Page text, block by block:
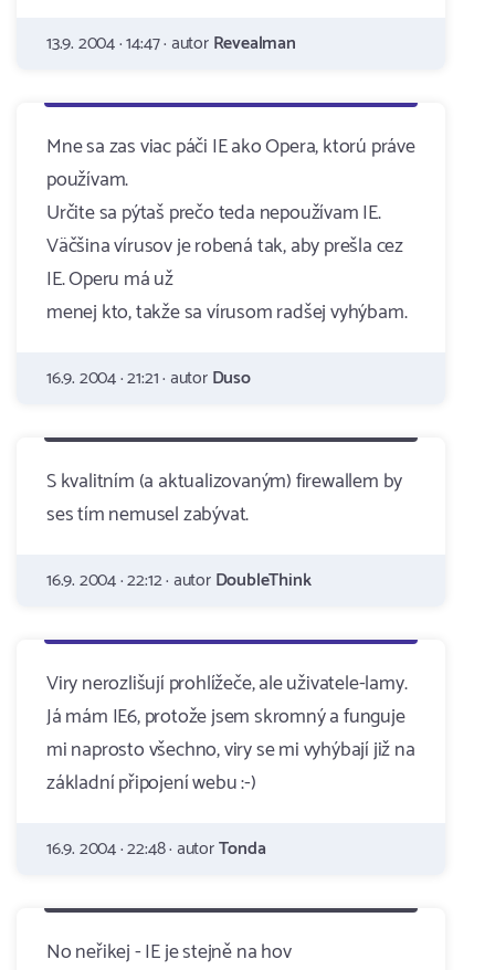
13.9. 2004 · 14:47 · autorRevealman
Mne sa zas viac páči IE ako Opera, ktorú práve
používam.
Určite sa pýtaš prečo teda nepoužívam IE.
Väčšina vírusov je robená tak, aby prešla cez
IE. Operu má už
menej kto, takže sa vírusom radšej vyhýbam.
16.9. 2004 · 21:21 · autorDuso
S kvalitním (a aktualizovaným) firewallem by
ses tím nemusel zabývat.
16.9. 2004 · 22:12 · autorDoubleThink
Viry nerozlišují prohlížeče, ale uživatele-lamy.
Já mám IE6, protože jsem skromný a funguje
mi naprosto všechno, viry se mi vyhýbají již na
základní připojení webu :-)
16.9. 2004 · 22:48 · autorTonda
No neřikej - IE je stejně na hov